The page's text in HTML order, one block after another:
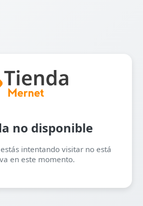
no disponible
intentando visitar no está
en este momento.